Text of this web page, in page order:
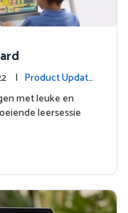
| Product Update
met leuke en
leersessie